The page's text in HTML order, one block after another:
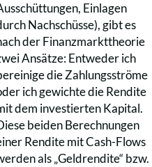
Einlagen
Nachschüsse), gibt es
der Finanzmarkttheorie
Ansätze: Entweder ich
die Zahlungsströme
ich gewichte die Rendite
dem investierten Kapital.
beiden Berechnungen
Rendite mit Cash-Flows
als „Geldrendite“ bzw.